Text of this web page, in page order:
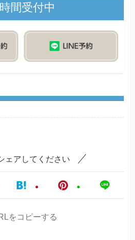
間受付中
ェアしてください
をコピーする